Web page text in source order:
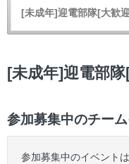
[未成年]迎電部隊[大歓
[未成年]迎電部
参加募集中のチー
参加募集中のイベント